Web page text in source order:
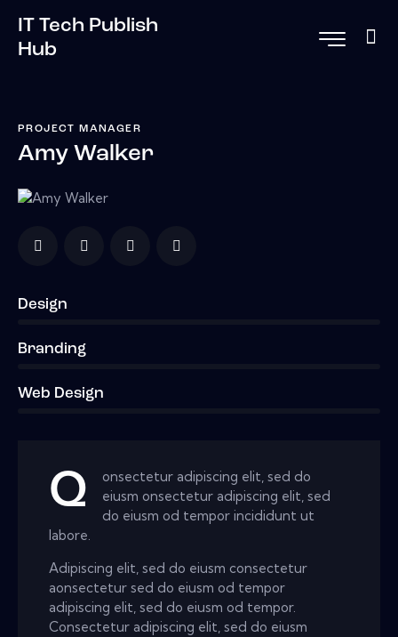
IT Tech Publish
Hub
PROJECT MANAGER
Amy Walker
Design
Branding
Web Design
Q
onsectetur adipiscing elit, sed do
eiusm onsectetur adipiscing elit, sed
do eiusm od tempor incididunt ut
labore.
Adipiscing elit, sed do eiusm consectetur
aonsectetur sed do eiusm od tempor
adipiscing elit, sed do eiusm od tempor.
Consectetur adipiscing elit, sed do eiusm